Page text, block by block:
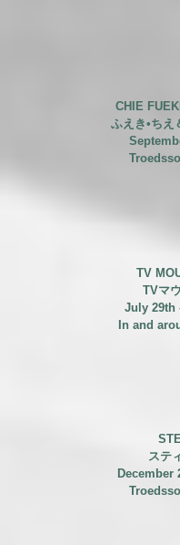
CHIE
ふえき•ちえ
TV
TVマ
July 29th
In and
ステ
December